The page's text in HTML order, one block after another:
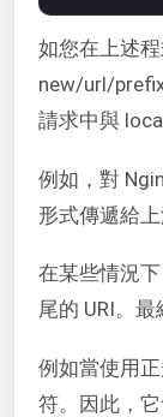
如您在上述
new/url/
請求中與
例如，對
形式傳遞給
在某些情況
尾的 URI。
例如當使用
符。因此，